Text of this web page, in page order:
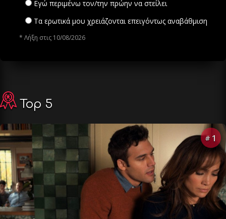
Εγώ περιμένω τον/την πρώην να στείλει
Τα ερωτικά μου χρειάζονται επειγόντως αναβάθμιση
* Λήξη στις 10/08/2026
Top 5
# 1